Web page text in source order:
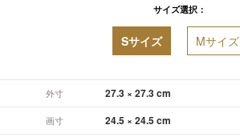
サイズ選択：
Sサイズ Mサイズ
外寸 27.3 × 27.3 cm
画寸 24.5 × 24.5 cm